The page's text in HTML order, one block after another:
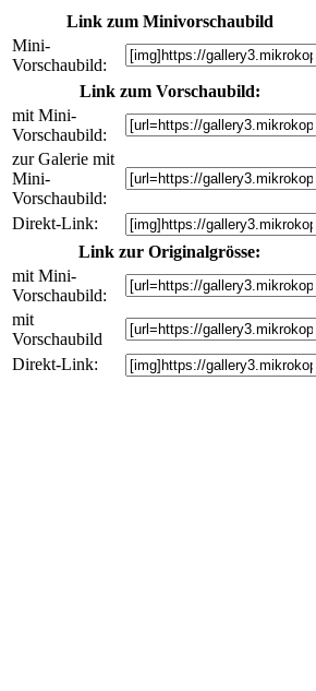
Link zum Minivorschaubild
Mini-
Vorschaubild:
Link zum Vorschaubild:
mit Mini-
Vorschaubild:
zur Galerie mit
Mini-
Vorschaubild:
Direkt-Link:
Link zur Originalgrösse:
mit Mini-
Vorschaubild:
mit
Vorschaubild
Direkt-Link: